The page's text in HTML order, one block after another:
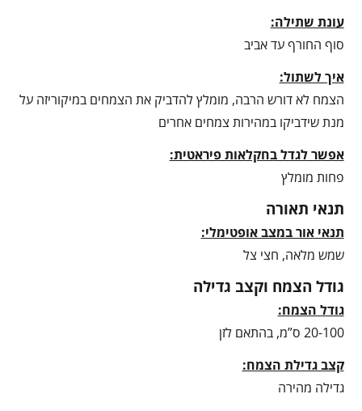
עונת שתילה:
סוף החורף עד אביב
איך לשתול:
הצמח לא דורש הרבה, מומלץ להדביק את הצמחים במיקוריזה על
מנת שידביקו במהירות צמחים אחרים
אפשר לגדל בחקלאות פיראטית:
פחות מומלץ
תנאי תאורה
תנאי אור במצב אופטימלי:
שמש מלאה, חצי צל
גודל הצמח וקצב גדילה
גודל הצמח:
20-100 ס”מ, בהתאם לזן
קצב גדילת הצמח:
גדילה מהירה